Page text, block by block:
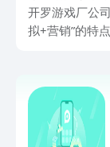
开罗游戏厂公
拟+营销”的特
色，负责公司
戏操作非常简
巧和策略思考。